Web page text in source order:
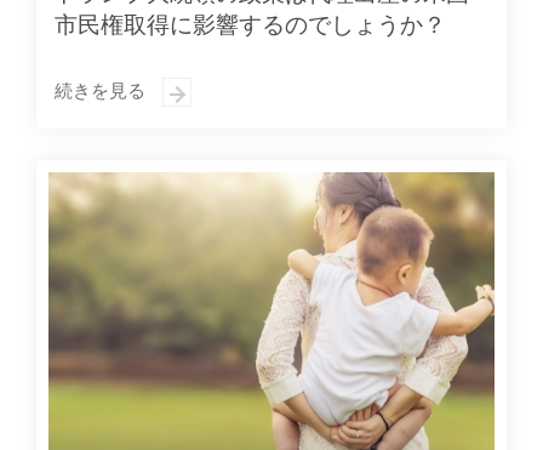
市民権取得に影響するのでしょうか？
続きを見る